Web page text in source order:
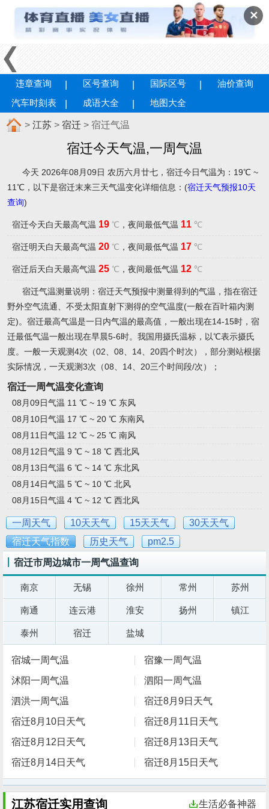
✕
违章查询 区号查询 国际区号
油价查询
汽车时刻表
成语大全 地图大全
> 江苏 > 宿迁 > 宿迁气温
宿迁今天气温,一周气温
今天 2026年08月09日 农历六月廿七，宿迁今日气温为：19℃ ~
11℃，以下是宿迁末来三天气温变化详细信息：(宿迁天气预报10天
查询)
宿迁今天白天最高气温 19 ℃ ，夜间最低气温 11 ℃
宿迁明天白天最高气温 20 ℃ ，夜间最低气温 17 ℃
宿迁后天白天最高气温 25 ℃ ，夜间最低气温 12 ℃
宿迁气温测量说明：宿迁天气预报中测量得到的气温，指在宿迁
野外空气流通、不受太阳直射下测得的空气温度(一般在百叶箱内测
定)。宿迁最高气温是一日内气温的最高值，一般出现在14-15时，宿
迁最低气温一般出现在早晨5-6时。我国用摄氏温标，以℃表示摄氏
度。一般一天观测4次（02、08、14、20四个时次），部分测站根据
实际情况，一天观测3次（08、14、20三个时间段/次）；
宿迁一周气温变化查询
08月09日气温 11 ℃ ~ 19 ℃ 东风
08月10日气温 17 ℃ ~ 20 ℃ 东南风
08月11日气温 12 ℃ ~ 25 ℃ 南风
08月12日气温 9 ℃ ~ 18 ℃ 西北风
08月13日气温 6 ℃ ~ 14 ℃ 东北风
08月14日气温 5 ℃ ~ 10 ℃ 北风
08月15日气温 4 ℃ ~ 12 ℃ 西北风
一周天气 10天天气 15天天气
30天天气
宿迁天气指数
历史天气 pm2.5
宿迁市周边城市一周气温查询
南京 无锡 徐州 常州 苏州
南通 连云港 淮安 扬州 镇江
泰州 宿迁 盐城
宿城一周气温
宿豫一周气温
沭阳一周气温
泗阳一周气温
泗洪一周气温
宿迁8月9日天气
宿迁8月10日天气
宿迁8月11日天气
宿迁8月12日天气
宿迁8月13日天气
宿迁8月14日天气
宿迁8月15日天气
江苏宿迁实用查询 生活必备神器